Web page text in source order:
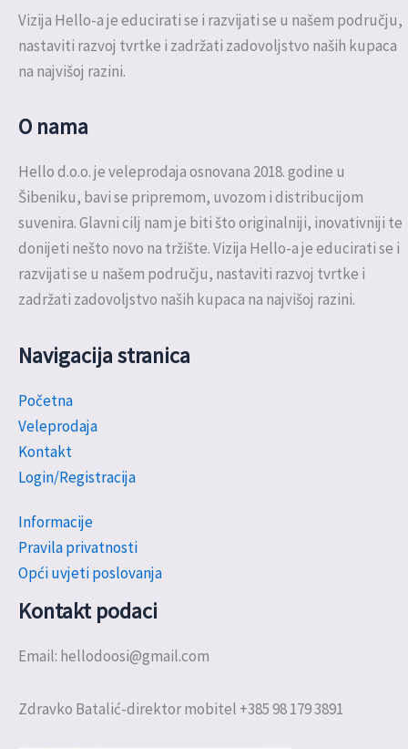
Vizija Hello-a je educirati se i razvijati se u našem području,
nastaviti razvoj tvrtke i zadržati zadovoljstvo naših kupaca
na najvišoj razini.
O nama
Hello d.o.o. je veleprodaja osnovana 2018. godine u
Šibeniku, bavi se pripremom, uvozom i distribucijom
suvenira. Glavni cilj nam je biti što originalniji, inovativniji te
donijeti nešto novo na tržište. Vizija Hello-a je educirati se i
razvijati se u našem području, nastaviti razvoj tvrtke i
zadržati zadovoljstvo naših kupaca na najvišoj razini.
Navigacija stranica
Početna
Veleprodaja
Kontakt
Login/Registracija
Informacije
Pravila privatnosti
Opći uvjeti poslovanja
Kontakt podaci
Email: hellodoosi@gmail.com
Zdravko Batalić-direktor mobitel +385 98 179 3891